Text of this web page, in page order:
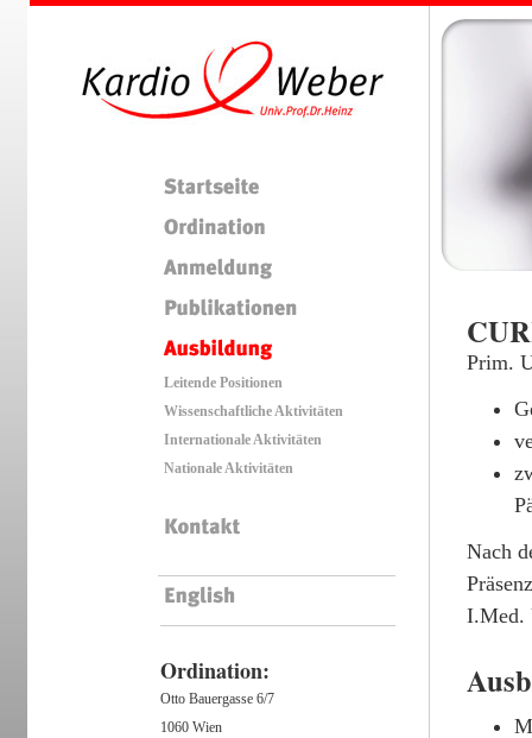
Leitende Positionen
Wissenschaftliche Aktivitäten
Internationale Aktivitäten
Nationale Aktivitäten
Ordination:
Otto Bauergasse 6/7
1060 Wien
Prim.
Nach
I.Med.